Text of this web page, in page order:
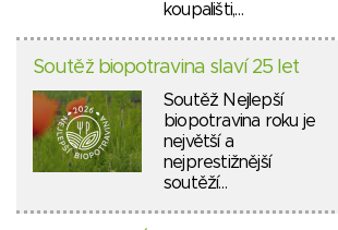
koupališti,…
Soutěž biopotravina slaví 25 let
Soutěž Nejlepší
biopotravina roku je
největší a
nejprestižnější
soutěží…